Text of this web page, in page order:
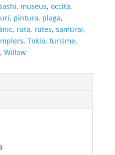
, museus, occità,
, pintura, plaga,
, ruta, rutes, samurai,
, Tokio, turisme,
, Willow